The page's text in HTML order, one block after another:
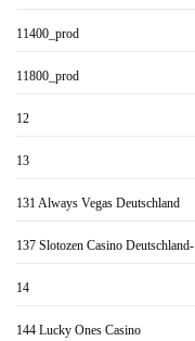
11400_prod
11800_prod
12
13
131 Always Vegas Deutschland
137 Slotozen Casino Deutschland-
14
144 Lucky Ones Casino